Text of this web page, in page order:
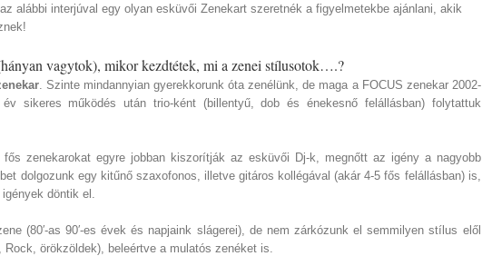
alábbi interjúval egy olyan esküvői Zenekart szeretnék a figyelmetekbe ajánlani, akik
vagytok), mikor kezdtétek, mi a zenei stílusotok….?
. Szinte mindannyian gyerekkorunk óta zenélünk, de maga a FOCUS zenekar 2002-
sikeres működés után trio-ként (billentyű, dob és énekesnő felállásban) folytattuk
fős zenekarokat egyre jobban kiszorítják az esküvői Dj-k, megnőtt az igény a nagyobb
dolgozunk egy kitűnő szaxofonos, illetve gitáros kollégával (akár 4-5 fős felállásban) is,
döntik el.
(80′-as 90′-es évek és napjaink slágerei), de nem zárkózunk el semmilyen stílus elől
örökzöldek), beleértve a mulatós zenéket is.